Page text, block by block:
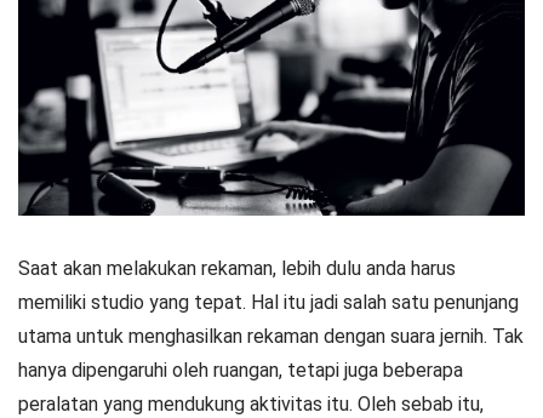
Saat akan melakukan rekaman, lebih dulu anda harus
memiliki studio yang tepat. Hal itu jadi salah satu penunjang
utama untuk menghasilkan rekaman dengan suara jernih. Tak
hanya dipengaruhi oleh ruangan, tetapi juga beberapa
peralatan yang mendukung aktivitas itu. Oleh sebab itu,